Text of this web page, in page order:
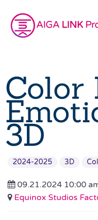
Color
3D
2024-2025 3D
09.21.2024 10:00
Equinox Studios